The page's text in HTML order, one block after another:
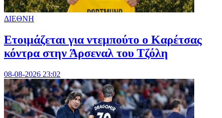
ΔΙΕΘΝΗ
Ετοιμάζεται για ντεμπούτο ο Καρέτσας
κόντρα στην Άρσεναλ του Τζόλη
08-08-2026 23:02